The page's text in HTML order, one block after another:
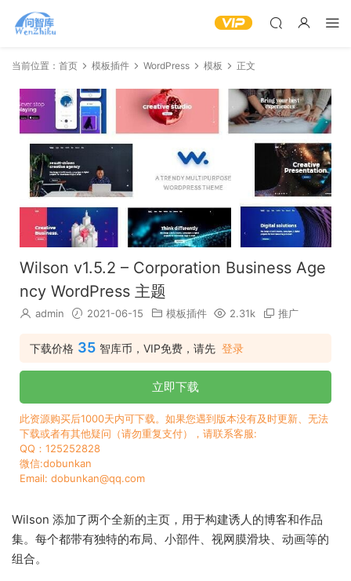
当前位置： 首页 模板插件 WordPress 模板 正文
Wilson v1.5.2 – Corporation Business Age
ncy WordPress 主题
admin 2021-06-15 模板插件 2.31k 推广
下载价格 35 智库币，VIP免费，请先 登录
立即下载
此资源购买后1000天内可下载。如果您遇到版本没有及时更新、无法
下载或者有其他疑问（请勿重复支付），请联系客服:
QQ：125252828
微信:dobunkan
Email: dobunkan@qq.com
Wilson 添加了两个全新的主页，用于构建诱人的博客和作品
集。每个都带有独特的布局、小部件、视网膜滑块、动画等的
组合。